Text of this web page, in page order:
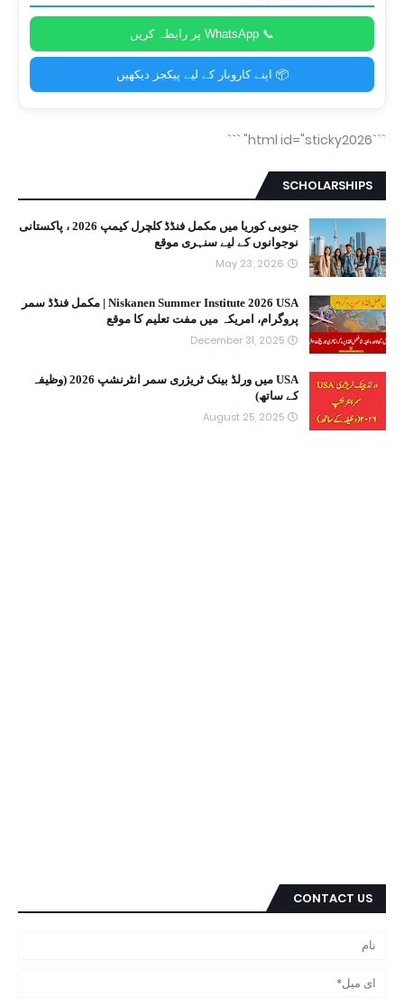
📞 WhatsApp پر رابطہ کریں
📦 اپنے کاروبار کے لیے پیکجز دیکھیں
```html id="sticky2026"
```
SCHOLARSHIPS
جنوبی کوریا میں مکمل فنڈڈ کلچرل کیمپ 2026 ، پاکستانی
نوجوانوں کے لیے سنہری موقع
May 23, 2026
Niskanen Summer Institute 2026 USA | مکمل فنڈڈ سمر
پروگرام، امریکہ میں مفت تعلیم کا موقع
December 31, 2025
USA میں ورلڈ بینک ٹریژری سمر انٹرنشپ 2026 (وظیفہ
کے ساتھ)
August 25, 2025
CONTACT US